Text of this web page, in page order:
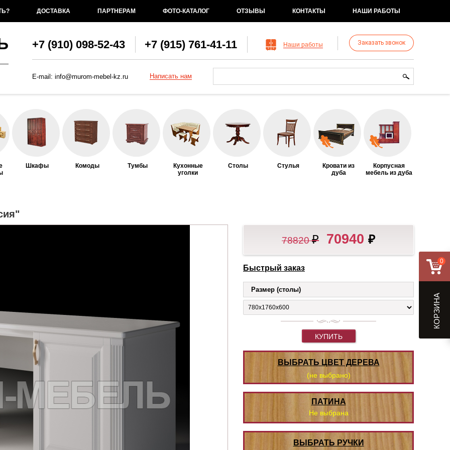
ДОСТАВКА ПАРТНЕРАМ ФОТО-КАТАЛОГ ОТЗЫВЫ КОНТАКТЫ НАШИ РАБОТЫ
+7 (910) 098-52-43 +7 (915) 761-41-11 Наши работы Заказать звонок
E-mail: info@murom-mebel-kz.ru Написать нам
Шкафы Комоды Тумбы
Кухонные
уголки
Столы Стулья
Кровати из
дуба
Корпусная
мебель из дуба
78820 ₽ 70940 ₽
Быстрый заказ
Размер (столы)
КУПИТЬ
ВЫБРАТЬ ЦВЕТ ДЕРЕВА
(не выбрано)
ПАТИНА
Не выбрана
ВЫБРАТЬ РУЧКИ
0
КОРЗИНА